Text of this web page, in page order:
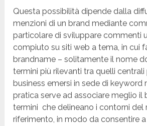
Questa possibilità dipende dalla
menzioni di un brand mediante
particolare di sviluppare commenti
compiuto su siti web a tema, in cui
brandname – solitamente il nome
termini più rilevanti tra quelli centrali
business emersi in sede di keyword
pratica serve ad associare meglio il
termini che delineano i contorni del
riferimento, in modo da consentire